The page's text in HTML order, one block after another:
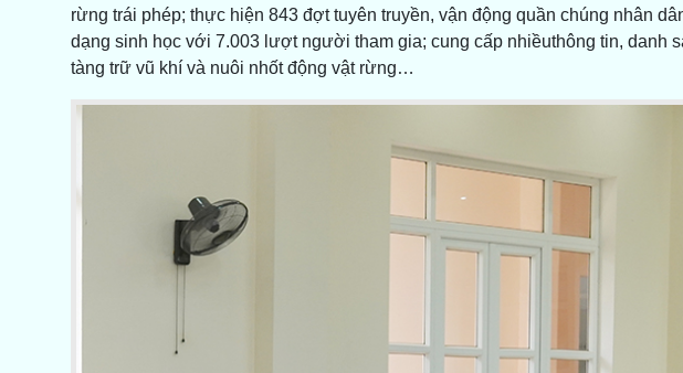
rừng trái phép; thực hiện 843 đợt tuyên truyền, vận động quần chúng nhân
dạng sinh học với 7.003 lượt người tham gia; cung cấp nhiềuthông tin, danh
tàng trữ vũ khí và nuôi nhốt động vật rừng…